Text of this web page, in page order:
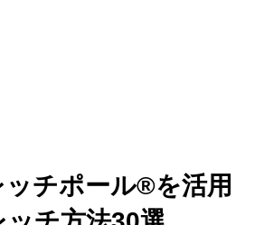
ッチポール®を活用